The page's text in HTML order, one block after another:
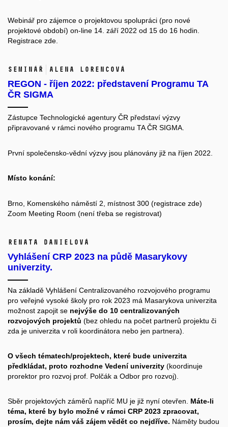
Webinář pro zájemce o projektovou spolupráci (pro nové
projektové období) on-line 14. září 2022 od 15 do 16 hodin.
Registrace zde.
Seminář Alena Lorencová
REGON - říjen 2022: představení Programu TA
ČR SIGMA
Zástupce Technologické agentury ČR představí výzvy
připravované v rámci nového programu TA ČR SIGMA.
První společensko-vědní výzvy jsou plánovány již na říjen 2022.
Místo konání:
Brno, Komenského náměstí 2, místnost 300 (registrace zde)
Zoom Meeting Room (není třeba se registrovat)
Renata Danielová
Vyhlášení CRP 2023 na půdě Masarykovy
univerzity.
Na základě Vyhlášení Centralizovaného rozvojového programu
pro veřejné vysoké školy pro rok 2023 má Masarykova univerzita
možnost zapojit se nejvýše do 10 centralizovaných
rozvojových projektů (bez ohledu na počet partnerů projektu či
zda je univerzita v roli koordinátora nebo jen partnera).
O všech tématech/projektech, které bude univerzita
předkládat, proto rozhodne Vedení univerzity (koordinuje
prorektor pro rozvoj prof. Polčák a Odbor pro rozvoj).
Sběr projektových záměrů napříč MU je již nyní otevřen. Máte-li
téma, které by bylo možné v rámci CRP 2023 zpracovat,
prosím, dejte nám váš zájem vědět co nejdříve. Náměty budou